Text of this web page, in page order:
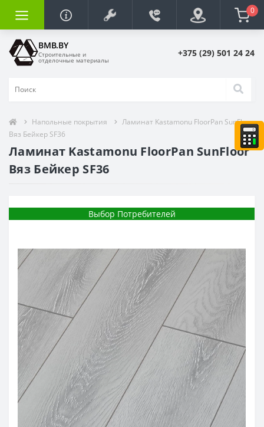
0
BMB.BY
Строительные и
отделочные материалы
+375 (29) 501 24 24
Напольные покрытия
Ламинат Kastamonu FloorPan SunFloor
Вяз Бейкер SF36
Ламинат Kastamonu FloorPan SunFloor
Вяз Бейкер SF36
Выбор Потребителей